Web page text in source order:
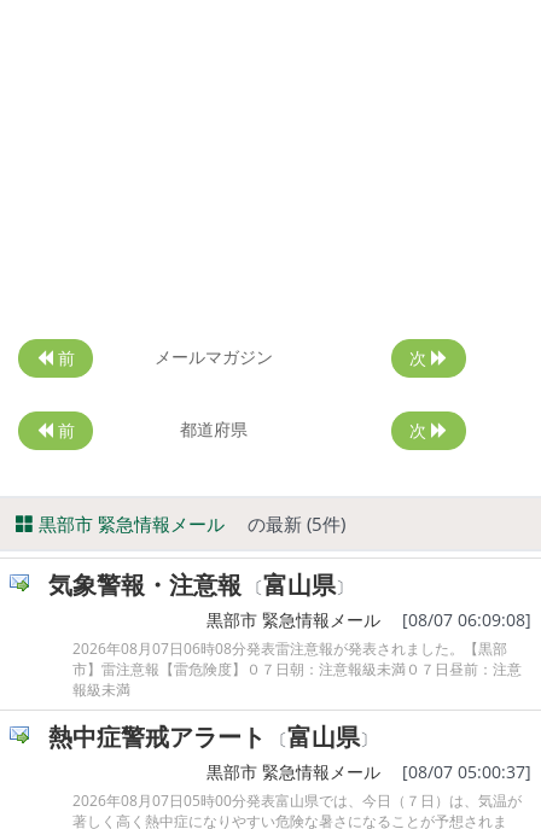
前 メールマガジン 次
前 都道府県 次
黒部市 緊急情報メール の最新 (5件)
気象警報・注意報 〔富山県〕
黒部市 緊急情報メール
[08/07 06:09:08]
2026年08月07日06時08分発表雷注意報が発表されました。【黒部
市】雷注意報【雷危険度】０７日朝：注意報級未満０７日昼前：注意
報級未満
熱中症警戒アラート 〔富山県〕
黒部市 緊急情報メール
[08/07 05:00:37]
2026年08月07日05時00分発表富山県では、今日（７日）は、気温が
著しく高く熱中症になりやすい危険な暑さになることが予想されま